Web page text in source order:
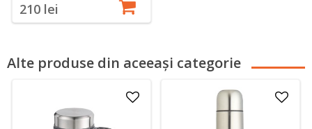
210 lei
Alte produse din aceeași categorie